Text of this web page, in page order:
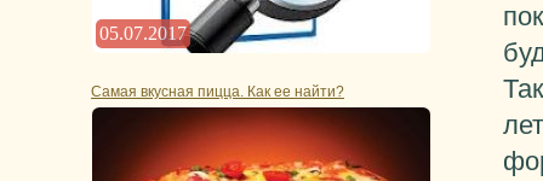
05.07.2017
Самая вкусная пицца. Как ее найти?